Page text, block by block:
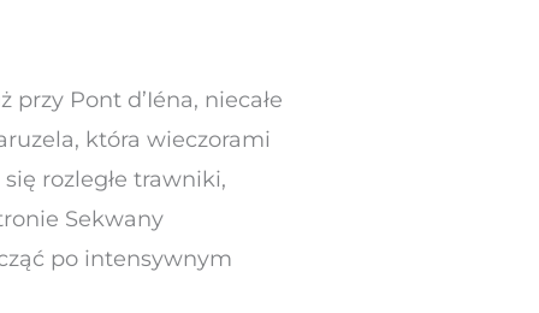
Pont d’Iéna, niecałe
która wieczorami
rozległe trawniki,
Sekwany
po intensywnym